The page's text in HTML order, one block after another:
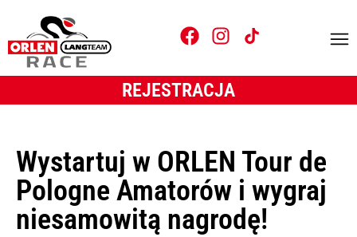
REJESTRACJA
Wystartuj w ORLEN Tour de
Pologne Amatorów i wygraj
niesamowitą nagrodę!